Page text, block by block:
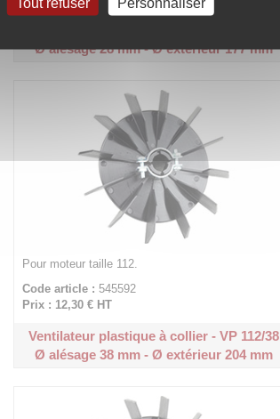
Ø alésage 28 mm - Ø extérieur 177 mm
Pour moteur taille 112.
Code article : 545592
Prix : 12,30 €HT
Ventilateur plastique à collier - VP 112/38
Ø alésage 38 mm - Ø extérieur 204 mm